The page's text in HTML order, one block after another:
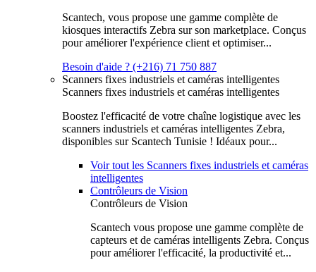
Scantech, vous propose une gamme complète de
kiosques interactifs Zebra sur son marketplace. Conçus
pour améliorer l'expérience client et optimiser...
Besoin d'aide ? (+216) 71 750 887
Scanners fixes industriels et caméras intelligentes
Scanners fixes industriels et caméras intelligentes
Boostez l'efficacité de votre chaîne logistique avec les
scanners industriels et caméras intelligentes Zebra,
disponibles sur Scantech Tunisie ! Idéaux pour...
Voir tout les Scanners fixes industriels et caméras
intelligentes
Contrôleurs de Vision
Contrôleurs de Vision
Scantech vous propose une gamme complète de
capteurs et de caméras intelligents Zebra. Conçus
pour améliorer l'efficacité, la productivité et...